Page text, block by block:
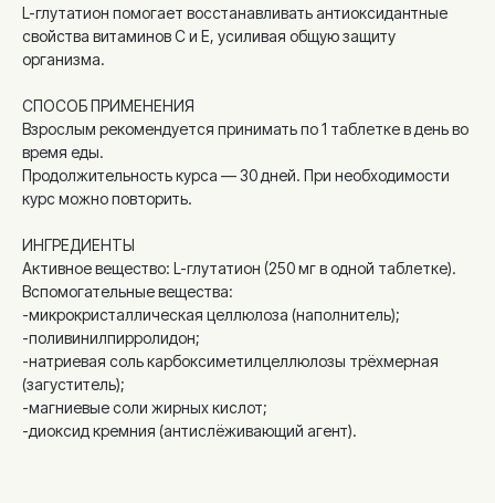
L-глутатион помогает восстанавливать антиоксидантные
свойства витаминов C и E, усиливая общую защиту
организма.
СПОСОБ ПРИМЕНЕНИЯ
Взрослым рекомендуется принимать по 1 таблетке в день во
время еды.
Продолжительность курса — 30 дней. При необходимости
курс можно повторить.
ИНГРЕДИЕНТЫ
Активное вещество: L-глутатион (250 мг в одной таблетке).
Вспомогательные вещества:
-микрокристаллическая целлюлоза (наполнитель);
-поливинилпирролидон;
-натриевая соль карбоксиметилцеллюлозы трёхмерная
(загуститель);
-магниевые соли жирных кислот;
-диоксид кремния (антислёживающий агент).